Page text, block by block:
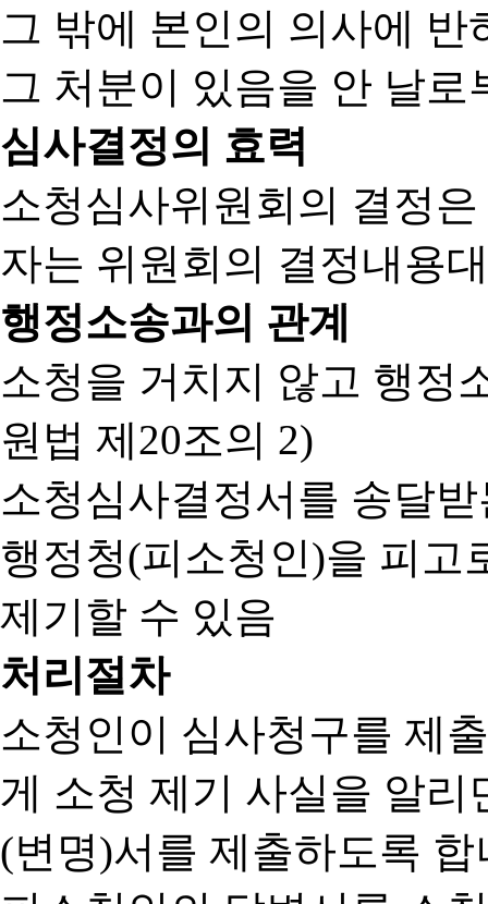
그 밖에 본인의 의사에
그 처분이 있음을 안 날로
심사결정의 효력
소청심사위원회의 결정
자는 위원회의 결정내용
행정소송과의 관계
소청을 거치지 않고 행정
원법 제20조의 2)
소청심사결정서를 송달
행정청(피소청인)을 피고
제기할 수 있음
처리절차
소청인이 심사청구를 제
게 소청 제기 사실을 알
(변명)서를 제출하도록 합